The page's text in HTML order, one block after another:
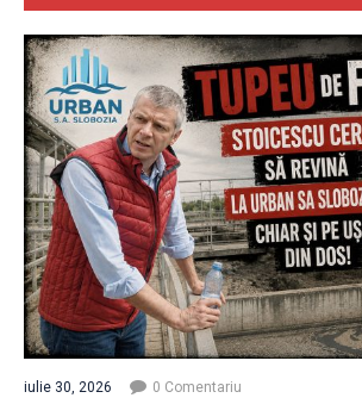
iulie 30, 2026 0 Comentariu